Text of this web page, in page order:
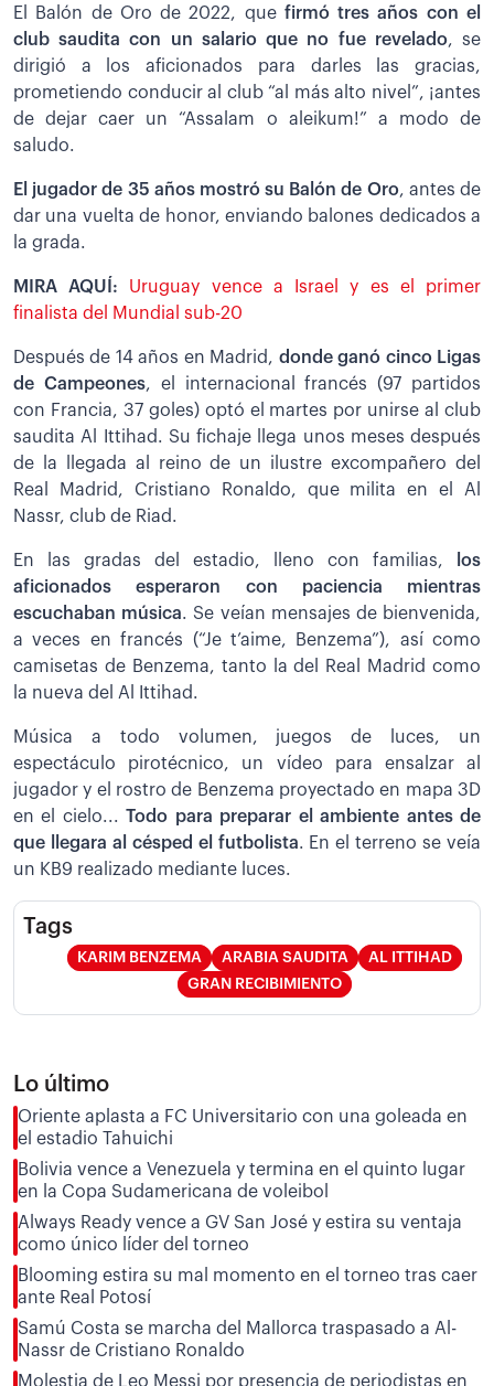
El Balón de Oro de 2022, que firmó tres años con el
club saudita con un salario que no fue revelado, se
dirigió a los aficionados para darles las gracias,
prometiendo conducir al club “al más alto nivel”, ¡antes
de dejar caer un “Assalam o aleikum!” a modo de
saludo.
El jugador de 35 años mostró su Balón de Oro, antes de
dar una vuelta de honor, enviando balones dedicados a
la grada.
MIRA AQUÍ: Uruguay vence a Israel y es el primer
finalista del Mundial sub-20
Después de 14 años en Madrid, donde ganó cinco Ligas
de Campeones, el internacional francés (97 partidos
con Francia, 37 goles) optó el martes por unirse al club
saudita Al Ittihad. Su fichaje llega unos meses después
de la llegada al reino de un ilustre excompañero del
Real Madrid, Cristiano Ronaldo, que milita en el Al
Nassr, club de Riad.
En las gradas del estadio, lleno con familias,
los
aficionados esperaron con paciencia mientras
escuchaban música. Se veían mensajes de bienvenida,
a veces en francés (“Je t’aime, Benzema”), así como
camisetas de Benzema, tanto la del Real Madrid como
la nueva del Al Ittihad.
Música a todo volumen, juegos de luces, un
espectáculo pirotécnico, un vídeo para ensalzar al
jugador y el rostro de Benzema proyectado en mapa 3D
en el cielo...Todo para preparar el ambiente antes de
que llegara al césped el futbolista. En el terreno se veía
un KB9 realizado mediante luces.
Tags
KARIM BENZEMA ARABIA SAUDITA
AL ITTIHAD
GRAN RECIBIMIENTO
Lo último
Oriente aplasta a FC Universitario con una goleada en
el estadio Tahuichi
Bolivia vence a Venezuela y termina en el quinto lugar
en la Copa Sudamericana de voleibol
Always Ready vence a GV San José y estira su ventaja
como único líder del torneo
Blooming estira su mal momento en el torneo tras caer
ante Real Potosí
Samú Costa se marcha del Mallorca traspasado a Al-
Nassr de Cristiano Ronaldo
Molestia de Leo Messi por presencia de periodistas en